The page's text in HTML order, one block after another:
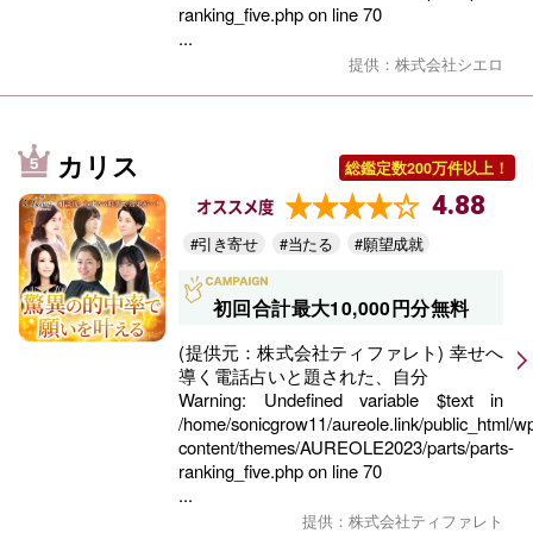
ranking_five.phpon line70
...
提供：株式会社シエロ
カリス 総鑑定数200万件以上！
オススメ度 4.88
#引き寄せ #当たる #願望成就
初回合計最大10,000円分無料
(提供元：株式会社ティファレト) 幸せへ
導く電話占いと題された、自分
Warning: Undefined variable $text in
/home/sonicgrow11/aureole.link/public_html/
content/themes/AUREOLE2023/parts/parts-
ranking_five.phpon line70
...
提供：株式会社ティファレト